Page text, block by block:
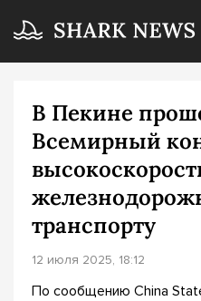
В Пекине
Всемирный
транспорту
12 июля 2025, 18:12
По сообщению China